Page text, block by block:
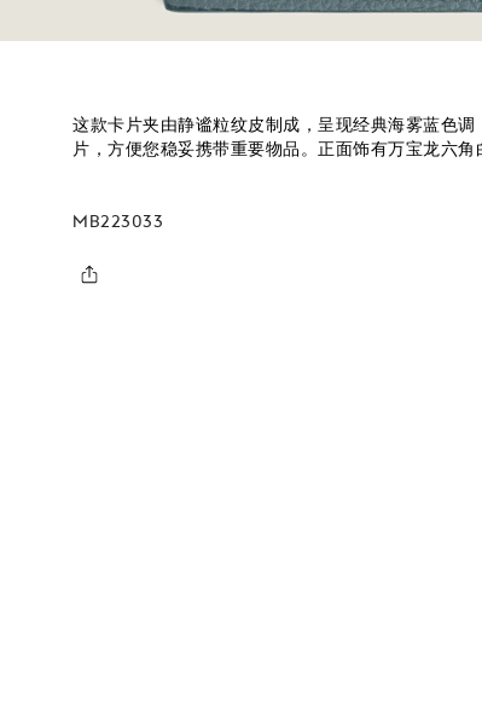
这款卡片夹由静谧粒纹皮制成，呈现经典海雾蓝色
片，方便您稳妥携带重要物品。正面饰有万宝龙六角
MB223033